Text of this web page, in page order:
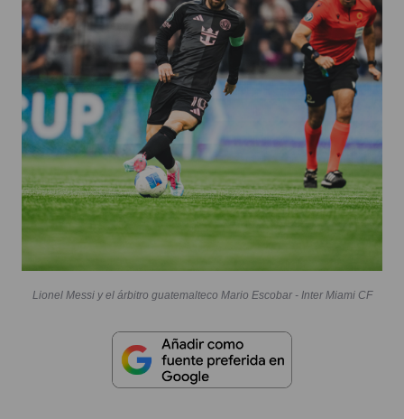
Lionel Messi y el árbitro guatemalteco Mario Escobar - Inter Miami CF